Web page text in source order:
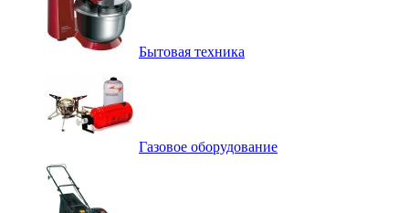
Бытовая техника
Газовое оборудование